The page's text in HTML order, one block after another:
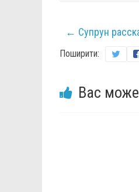
← Супрун
Поширити:
Вас може